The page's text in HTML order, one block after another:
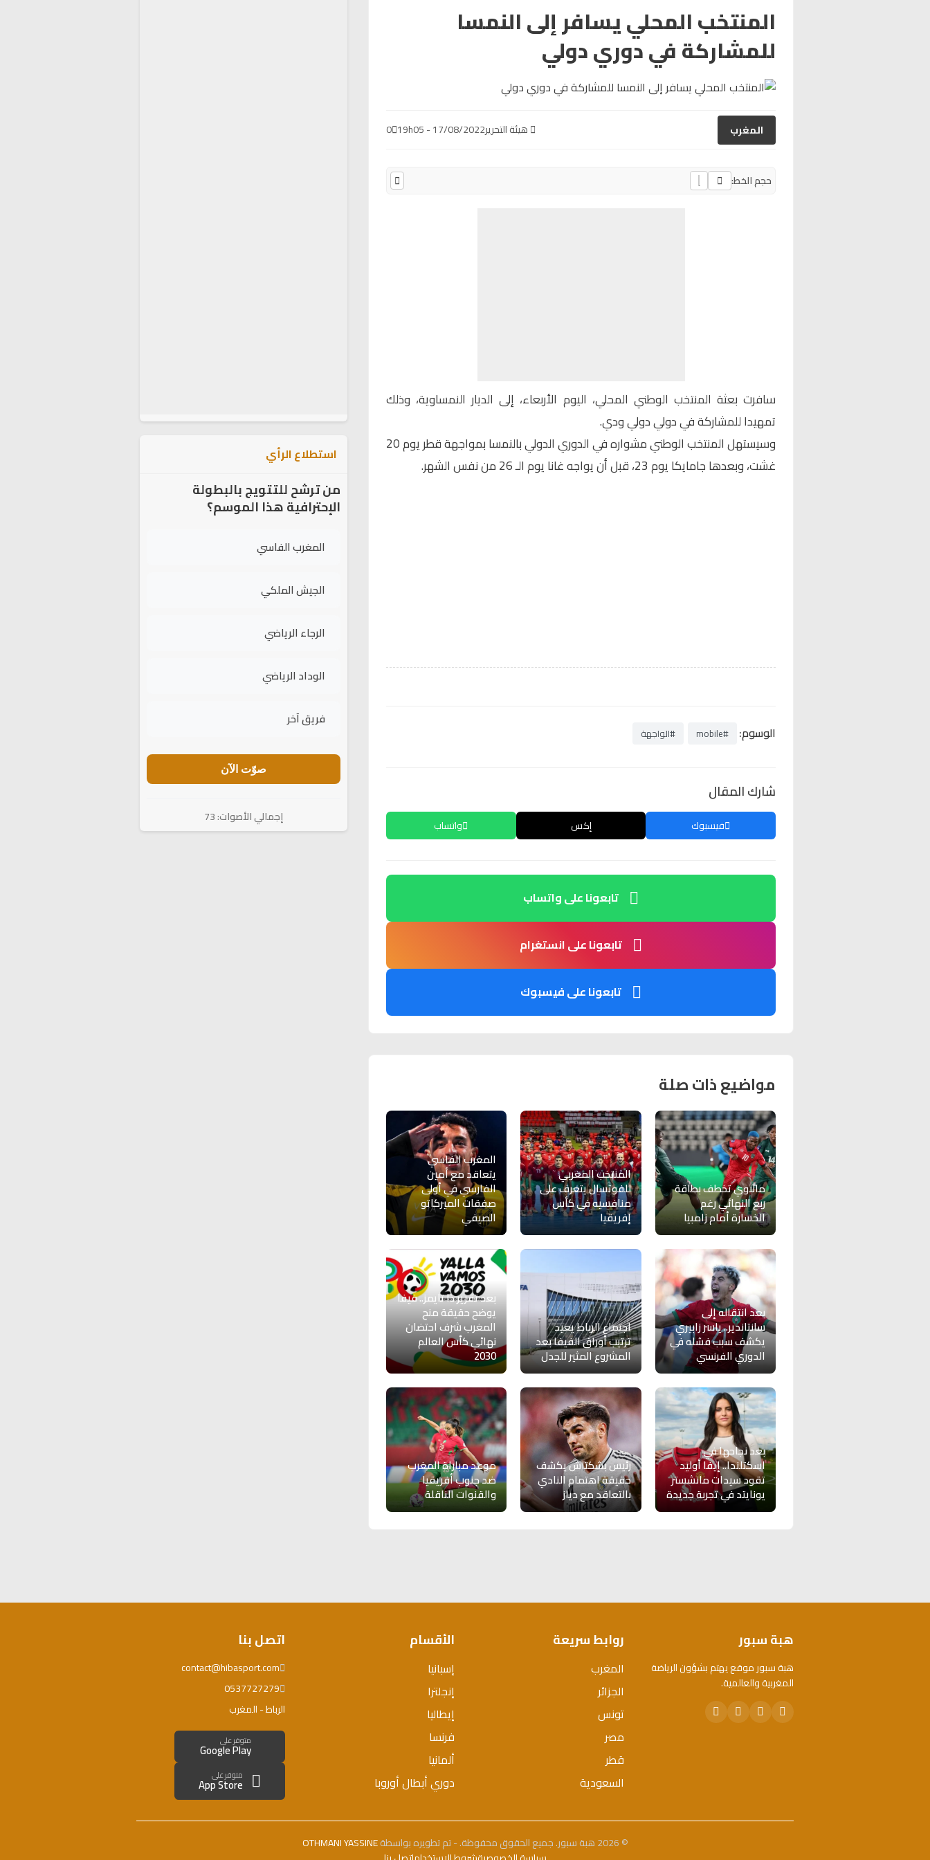
المنتخب المحلي يسافر إلى النمسا
للمشاركة في دوري دولي
المغرب هيئة التحرير17/08/2022 - 19h05
0
حجم الخط:
سافرت بعثة المنتخب الوطني المحلي، اليوم الأربعاء، إلى الديار النمساوية، وذلك
تمهيدا للمشاركة في دولي دولي ودي.
وسيستهل المنتخب الوطني مشواره في الدوري الدولي بالنمسا بمواجهة قطر يوم 20
غشت، وبعدها جامايكا يوم 23، قبل أن يواجه غانا يوم الـ 26 من نفس الشهر.
الوسوم: #mobile #الواجهة
شارك المقال
فيسبوك إكس واتساب
تابعونا على واتساب
تابعونا على انستغرام
تابعونا على فيسبوك
مواضيع ذات صلة
مالاوي تخطف بطاقة
ربع النهائي رغم
الخسارة أمام زامبيا
المنتخب المغربي
للفوتسال يتعرف على
منافسيه في كأس
إفريقيا
المغرب الفاسي
يتعاقد مع أمين
الفارسي في أولى
صفقات الميركاتو
الصيفي
بعد انتقاله إلى
سانتاندير.. ياسر زابيري
يكشف سبب فشله في
الدوري الفرنسي
اجتماع الرباط يعيد
ترتيب أوراق الفيفا بعد
المشروع المثير للجدل
بعد تقرير ذا تايمز.. فيفا
يوضح حقيقة منح
المغرب شرف احتضان
نهائي كأس العالم
2030
بعد نجاحها في
اسكتلندا.. إيفا أوليد
تقود سيدات مانشستر
يونايتد في تجربة جديدة
رئيس بشكتاش يكشف
حقيقة اهتمام النادي
بالتعاقد مع دياز
موعد مباراة المغرب
ضد جنوب أفريقيا
والقنوات الناقلة
استطلاع الرأي
من ترشح للتتويج بالبطولة
الإحترافية هذا الموسم؟
المغرب الفاسي
الجيش الملكي
الرجاء الرياضي
الوداد الرياضي
فريق آخر
صوّت الآن
إجمالي الأصوات: 73
هبة سبور
هبة سبور موقع يهتم بشؤون الرياضة
المغربية والعالمية.
روابط سريعة
المغرب
الجزائر
تونس
مصر
قطر
السعودية
الأقسام
إسبانيا
إنجلترا
إيطاليا
فرنسا
ألمانيا
دوري أبطال أوروبا
اتصل بنا
contact@hibasport.com
0537727279
الرباط - المغرب
متوفر على
Google Play
متوفر على
App Store
© 2026 هبة سبور. جميع الحقوق محفوظة. - تم تطويره بواسطة
OTHMANI YASSINE